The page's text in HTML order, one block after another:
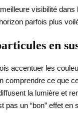
visibilité
parfois plus
en
accentuer les
comprendre ce que
la lumière et
pas un “bon” effet en